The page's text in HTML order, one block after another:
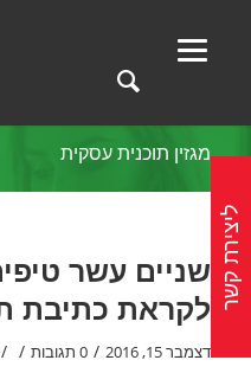
מגזין תוכנית עסקית
שניים עשר
לקראת כתיבת
דצמבר 15, 2016 / 0 תגובות /
/
ליצירת קשר